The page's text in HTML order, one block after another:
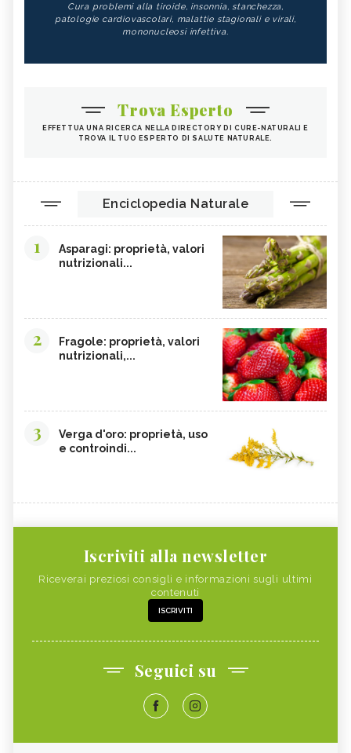
Cura problemi alla tiroide, insonnia, stanchezza,
patologie cardiovascolari, malattie stagionali e virali,
mononucleosi infettiva.
Trova Esperto
EFFETTUA UNA RICERCA NELLA DIRECTORY DI CURE-NATURALI E
TROVA IL TUO ESPERTO DI SALUTE NATURALE.
Enciclopedia Naturale
1
Asparagi: proprietà, valori
nutrizionali...
2
Fragole: proprietà, valori
nutrizionali,...
3
Verga d'oro: proprietà, uso
e controindi...
Iscriviti alla newsletter
Riceverai preziosi consigli e informazioni sugli ultimi
contenuti
ISCRIVITI
Seguici su